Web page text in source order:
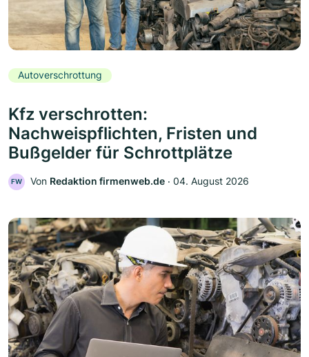
Autoverschrottung
Kfz verschrotten:
Nachweispflichten, Fristen und
Bußgelder für Schrottplätze
FW Von Redaktion firmenweb.de ‧ 04. August 2026